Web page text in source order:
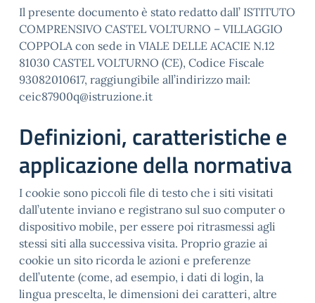
Il presente documento è stato redatto dall’ ISTITUTO
COMPRENSIVO CASTEL VOLTURNO – VILLAGGIO
COPPOLA con sede in VIALE DELLE ACACIE N.12
81030 CASTEL VOLTURNO (CE), Codice Fiscale
93082010617, raggiungibile all’indirizzo mail:
ceic87900q@istruzione.it
Definizioni, caratteristiche e
applicazione della normativa
I cookie sono piccoli file di testo che i siti visitati
dall’utente inviano e registrano sul suo computer o
dispositivo mobile, per essere poi ritrasmessi agli
stessi siti alla successiva visita. Proprio grazie ai
cookie un sito ricorda le azioni e preferenze
dell’utente (come, ad esempio, i dati di login, la
lingua prescelta, le dimensioni dei caratteri, altre